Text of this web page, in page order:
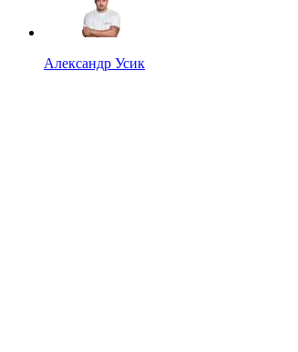
Александр Усик